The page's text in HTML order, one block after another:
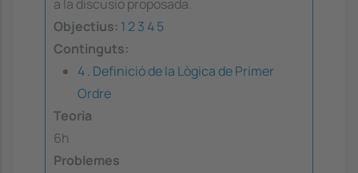
a la discusió proposada.
Objectius: 1 23 45
Continguts:
4 . Definició de la Lògica de Primer
Ordre
Teoria
6h
Problemes